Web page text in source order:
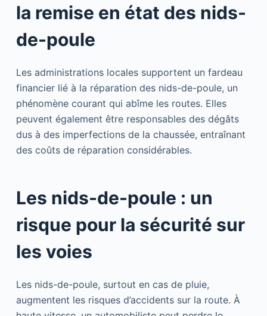
la remise en état des nids-
de-poule
Les administrations locales supportent un fardeau
financier lié à la réparation des nids-de-poule, un
phénomène courant qui abîme les routes. Elles
peuvent également être responsables des dégâts
dus à des imperfections de la chaussée, entraînant
des coûts de réparation considérables.
Les nids-de-poule : un
risque pour la sécurité sur
les voies
Les nids-de-poule, surtout en cas de pluie,
augmentent les risques d’accidents sur la route. À